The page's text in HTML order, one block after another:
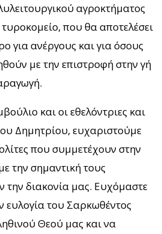
αγροκτήματος
που θα αποτελέσει
για ανέργους και για όσους
με την επιστροφή στην γή
και οι εθελόντριες και
Δημητρίου, ευχαριστούμε
που συμμετέχουν στην
την σημαντική τους
διακονία μας. Ευχόμαστε
ευλογία του Σαρκωθέντος
Θεού μας και να